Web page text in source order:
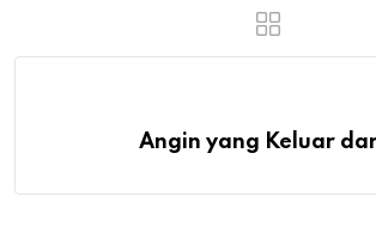
Angin yang Keluar